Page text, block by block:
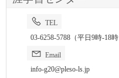
TEL
03-6258-5788（平日9時-18時
Email
info-g20@pleso-ls.jp